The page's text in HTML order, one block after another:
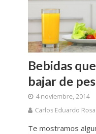
Bebidas
bajar de
4 noviembre, 2014
Carlos Eduardo
Te mostramos